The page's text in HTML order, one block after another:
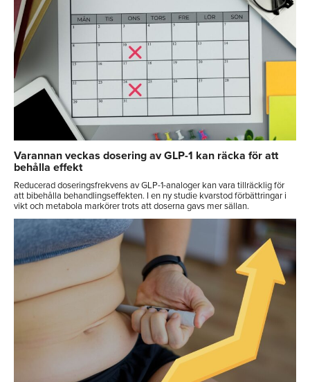
Varannan veckas dosering av GLP-1 kan räcka för att
behålla effekt
Reducerad doseringsfrekvens av GLP-1-analoger kan vara tillräcklig för
att bibehålla behandlingseffekten. I en ny studie kvarstod förbättringar i
vikt och metabola markörer trots att doserna gavs mer sällan.